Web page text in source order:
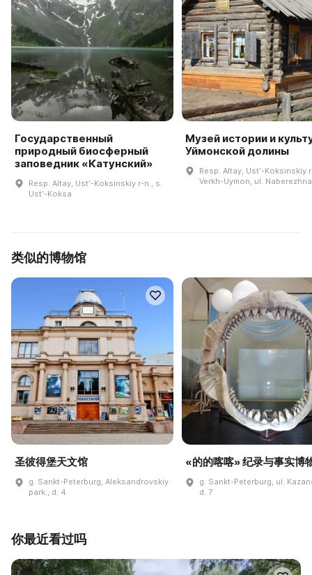
Государственный
природный биосферный
заповедник «Катунский»
Resp. Altay, Ustʹ-Koksinskiy r-n., s.
Ustʹ-Koksa
Музей истории и
Уймонской долины
Resp. Altay, Ustʹ-Koksinskiy
Verkh-Uymon, ul.
类似的博物馆
圣彼得堡天文馆
g. Sankt-Peterburg, Aleksandrovskiy
park., d. 4
«的的喀喀» 纪录与事实博
g. Sankt-Peterburg, ul.
d. 7
你最近看过吗